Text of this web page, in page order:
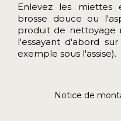
Enlevez les miettes
brosse douce ou
produit de nettoyage
l'essayant d'abord
exemple sous l'assise).
Notice de